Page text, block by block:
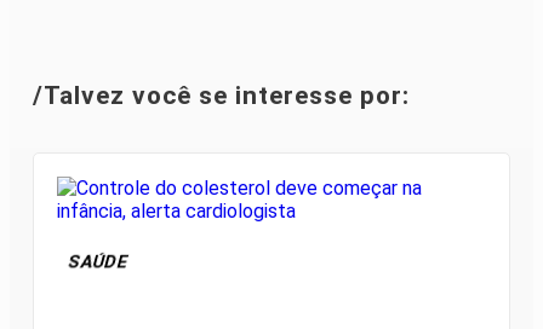
/Talvez você se interesse por:
SAÚDE